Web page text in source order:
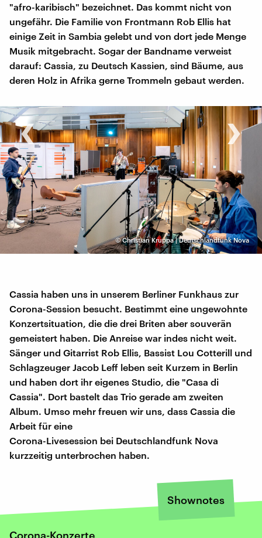
"afro-karibisch" bezeichnet. Das kommt nicht von
ungefähr. Die Familie von Frontmann Rob Ellis hat
einige Zeit in Sambia gelebt und von dort jede Menge
Musik mitgebracht. Sogar der Bandname verweist
darauf: Cassia, zu Deutsch Kassien, sind Bäume, aus
deren Holz in Afrika gerne Trommeln gebaut werden.
©Christian Kruppa | Deutschlandfunk Nova
‹ ›
Cassia haben uns in unserem Berliner Funkhaus zur
Corona-Session besucht. Bestimmt eine ungewohnte
Konzertsituation, die die drei Briten aber souverän
gemeistert haben. Die Anreise war indes nicht weit.
Sänger und Gitarrist Rob Ellis, Bassist Lou Cotterill und
Schlagzeuger Jacob Leff leben seit Kurzem in Berlin
und haben dort ihr eigenes Studio, die "Casa di
Cassia". Dort bastelt das Trio gerade am zweiten
Album. Umso mehr freuen wir uns, dass Cassia die
Arbeit für eine
Corona-Livesession bei Deutschlandfunk Nova
kurzzeitig unterbrochen haben.
Shownotes
Corona-Konzerte